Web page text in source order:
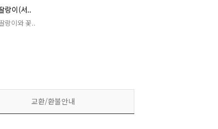
랑이(서..
랑이와 꽃..
교환/환불안내